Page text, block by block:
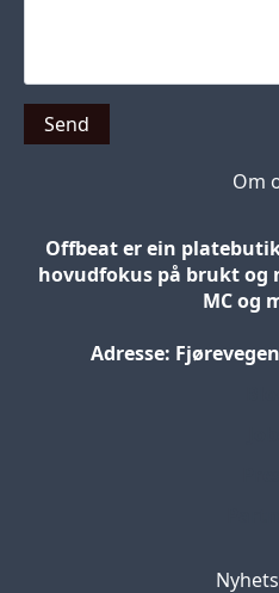
Send
Om
Offbeat er ein
hovudfokus på brukt og
MC og
Adresse: